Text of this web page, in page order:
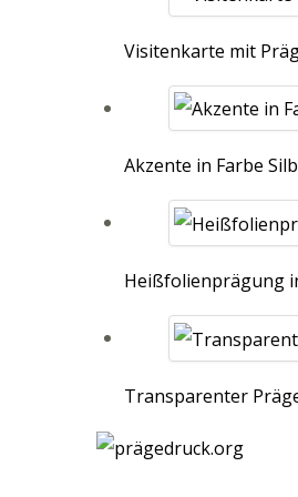
Visitenkarte mit
Akzente in Farbe
Heißfolienprägung
Transparenter